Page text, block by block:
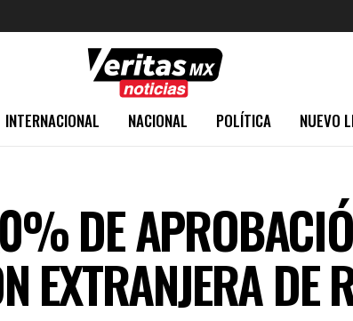
INTERNACIONAL NACIONAL POLÍTICA NUEVO
DE
EXTRANJERA DE